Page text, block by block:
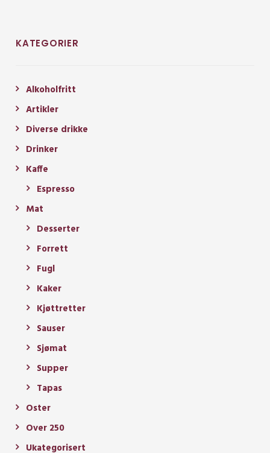
KATEGORIER
Alkoholfritt
Artikler
Diverse drikke
Drinker
Kaffe
Espresso
Mat
Desserter
Forrett
Fugl
Kaker
Kjøttretter
Sauser
Sjømat
Supper
Tapas
Oster
Over 250
Ukategorisert